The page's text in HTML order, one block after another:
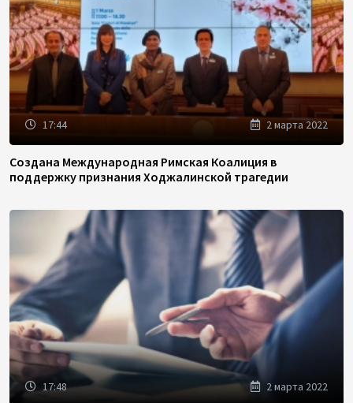
17:44 2 марта 2022
Создана Международная Римская Коалиция в
поддержку признания Ходжалинской трагедии
17:48 2 марта 2022